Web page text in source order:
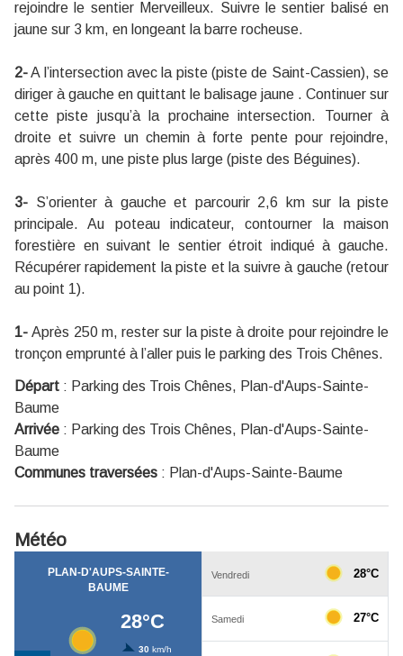
rejoindre le sentier Merveilleux. Suivre le sentier balisé en
jaune sur 3 km, en longeant la barre rocheuse.
2-A l’intersection avec la piste (piste de Saint-Cassien), se
diriger à gauche en quittant le balisage jaune . Continuer sur
cette piste jusqu’à la prochaine intersection. Tourner à
droite et suivre un chemin à forte pente pour rejoindre,
après 400 m, une piste plus large (piste des Béguines).
3- S’orienter à gauche et parcourir 2,6 km sur la piste
principale. Au poteau indicateur, contourner la maison
forestière en suivant le sentier étroit indiqué à gauche.
Récupérer rapidement la piste et la suivre à gauche (retour
au point 1).
1-Après 250 m, rester sur la piste à droite pour rejoindre le
tronçon emprunté à l’aller puis le parking des Trois Chênes.
Départ : Parking des Trois Chênes, Plan-d'Aups-Sainte-
Baume
Arrivée : Parking des Trois Chênes, Plan-d'Aups-Sainte-
Baume
Communes traversées : Plan-d'Aups-Sainte-Baume
Météo